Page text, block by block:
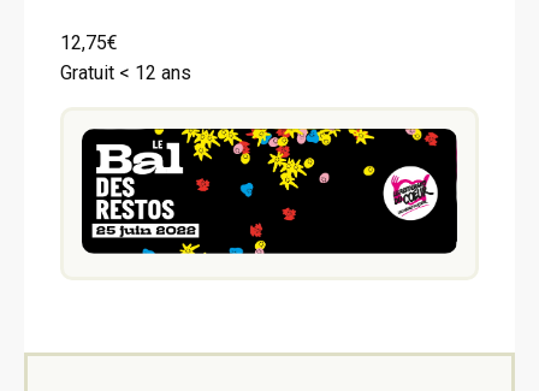
12,75€
Gratuit < 12 ans